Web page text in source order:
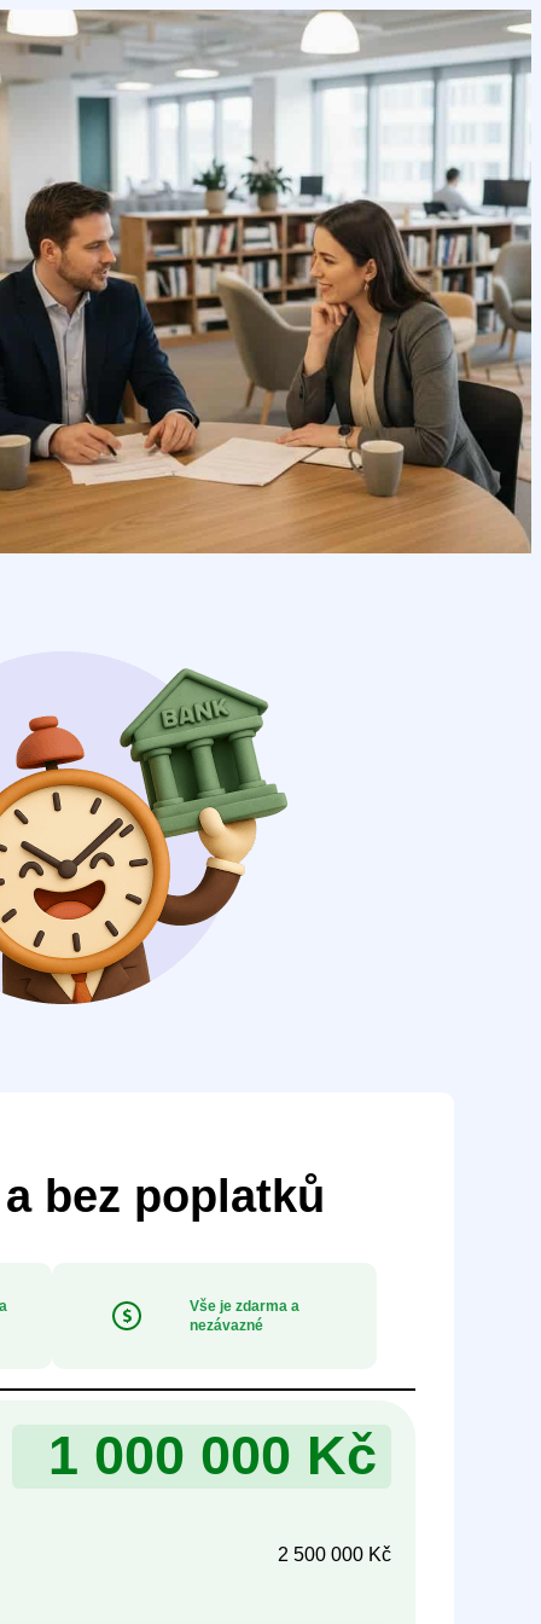
bez poplatků
Vše je zdarma a
nezávazné
2 500 000 Kč